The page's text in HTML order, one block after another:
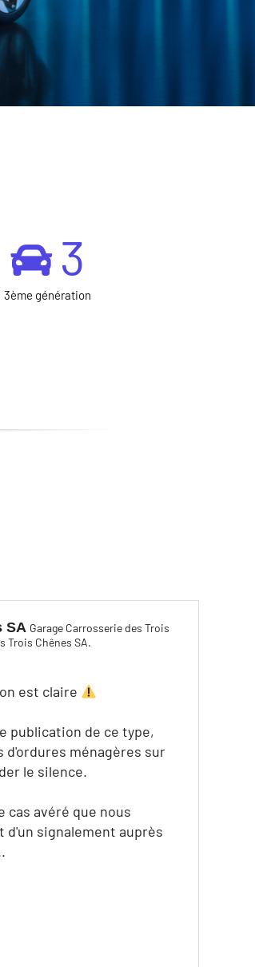
3
3ème génération
SA Garage Carrosserie des Trois
Trois Chênes SA.
est claire
publication de ce type,
d'ordures ménagères sur
le silence.
cas avéré que nous
signalement auprès